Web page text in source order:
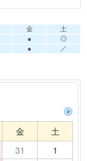
金
土
●
◎
● ／
金
土
31
1